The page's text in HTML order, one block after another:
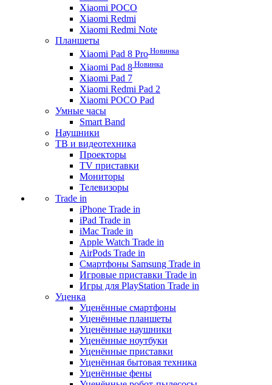
Xiaomi POCO
Xiaomi Redmi
Xiaomi Redmi Note
Планшеты
Xiaomi Pad 8 Pro Новинка
Xiaomi Pad 8 Новинка
Xiaomi Pad 7
Xiaomi Redmi Pad 2
Xiaomi POCO Pad
Умные часы
Smart Band
Наушники
ТВ и видеотехника
Проекторы
TV приставки
Мониторы
Телевизоры
Trade in
iPhone Trade in
iPad Trade in
iMac Trade in
Apple Watch Trade in
AirPods Trade in
Смартфоны Samsung Trade in
Игровые приставки Trade in
Игры для PlayStation Trade in
Уценка
Уценённые смартфоны
Уценённые планшеты
Уценённые наушники
Уценённые ноутбуки
Уценённые приставки
Уценённая бытовая техника
Уценённые фены